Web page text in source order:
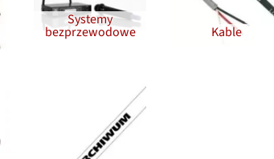
Systemy
bezprzewodowe Kable